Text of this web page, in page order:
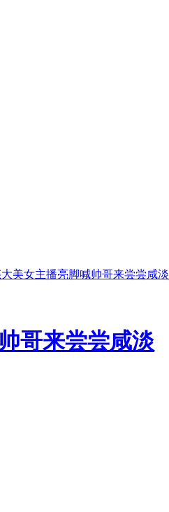
美女主播亮脚喊帅哥来尝尝咸淡
哥来尝尝咸淡